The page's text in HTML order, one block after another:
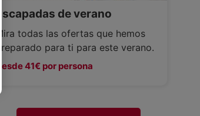
Escapadas de verano
Mira todas las ofertas que hemos
preparado para ti para este verano.
Desde 41€ por persona